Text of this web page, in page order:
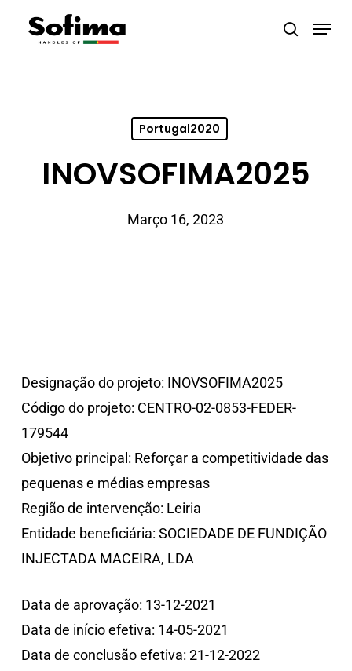
search
Menu
Portugal2020
INOVSOFIMA2025
Março 16, 2023
Designação do projeto: INOVSOFIMA2025
Código do projeto: CENTRO-02-0853-FEDER-
179544
Objetivo principal: Reforçar a competitividade das
pequenas e médias empresas
Região de intervenção: Leiria
Entidade beneficiária: SOCIEDADE DE FUNDIÇÃO
INJECTADA MACEIRA, LDA
Data de aprovação: 13-12-2021
Data de início efetiva: 14-05-2021
Data de conclusão efetiva: 21-12-2022